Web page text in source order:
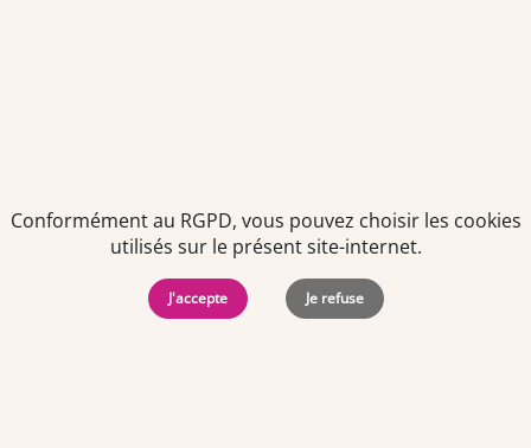
personnelles
réservés.
Conformément au RGPD, vous pouvez choisir les cookies
utilisés sur le présent site-internet.
J'accepte Je refuse